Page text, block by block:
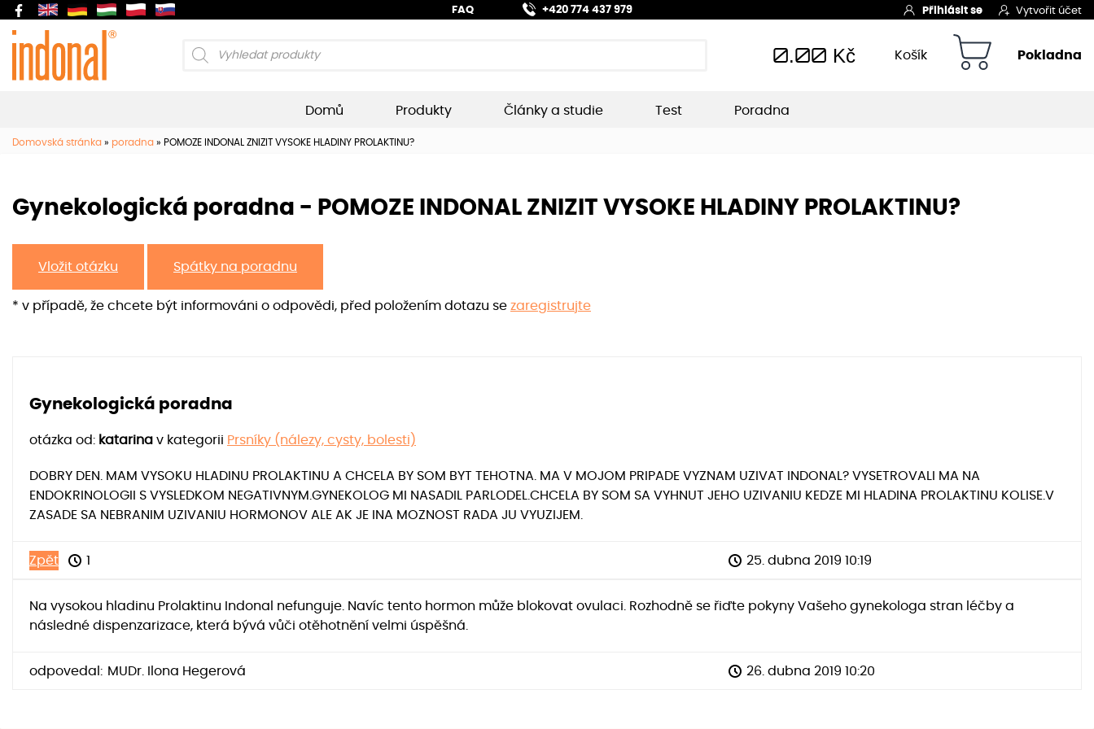
FAQ +420 774 437 979 Přihlásit se Vytvořit účet
Products
0.00 Kč Košík Pokladna
Domů Produkty Články a studie Test Poradna
Domovská stránka » poradna » POMOZE INDONAL ZNIZIT VYSOKE HLADINY PROLAKTINU?
Gynekologická poradna - POMOZE INDONAL ZNIZIT VYSOKE HLADINY PROLAKTINU?
Vložit otázku Spátky na poradnu
* v případě, že chcete být informováni o odpovědi, před položením dotazu se zaregistrujte
Gynekologická poradna
otázka od: katarina v kategorii Prsníky (nálezy, cysty, bolesti)
DOBRY DEN. MAM VYSOKU HLADINU PROLAKTINU A CHCELA BY SOM BYT TEHOTNA. MA V MOJOM PRIPADE VYZNAM UZIVAT INDONAL? VYSETROVALI MA NA
ENDOKRINOLOGII S VYSLEDKOM NEGATIVNYM.GYNEKOLOG MI NASADIL PARLODEL.CHCELA BY SOM SA VYHNUT JEHO UZIVANIU KEDZE MI HLADINA PROLAKTINU KOLISE.V
ZASADE SA NEBRANIM UZIVANIU HORMONOV ALE AK JE INA MOZNOST RADA JU VYUZIJEM.
Zpět 1 25. dubna 2019 10:19
Na vysokou hladinu Prolaktinu Indonal nefunguje. Navíc tento hormon může blokovat ovulaci. Rozhodně se řiďte pokyny Vašeho gynekologa stran léčby a
následné dispenzarizace, která bývá vůči otěhotnění velmi úspěšná.
odpovedal: MUDr. Ilona Hegerová 26. dubna 2019 10:20